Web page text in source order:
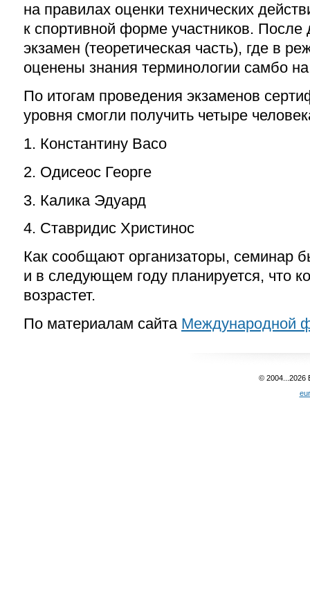
на правилах оценки технических
к спортивной форме участников. После
экзамен (теоретическая часть), где в
оценены знания терминологии самбо
По итогам проведения экзаменов
уровня смогли получить четыре
1. Константину Васо
2. Одисеос Георге
3. Калика Эдуард
4. Ставридис Христинос
Как сообщают организаторы, семинар
и в следующем году планируется, что
возрастет.
По материалам сайта Международной
© 2004...2026